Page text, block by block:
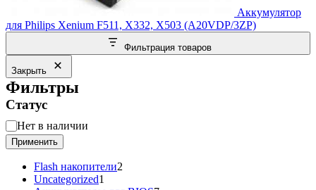
Аккумулятор
для Philips Xenium F511, X332, X503 (A20VDP/3ZP)
Фильтрация товаров
Закрыть
Фильтры
Статус
Статус
Нет в наличии
Применить
Flash накопители2
Uncategorized1